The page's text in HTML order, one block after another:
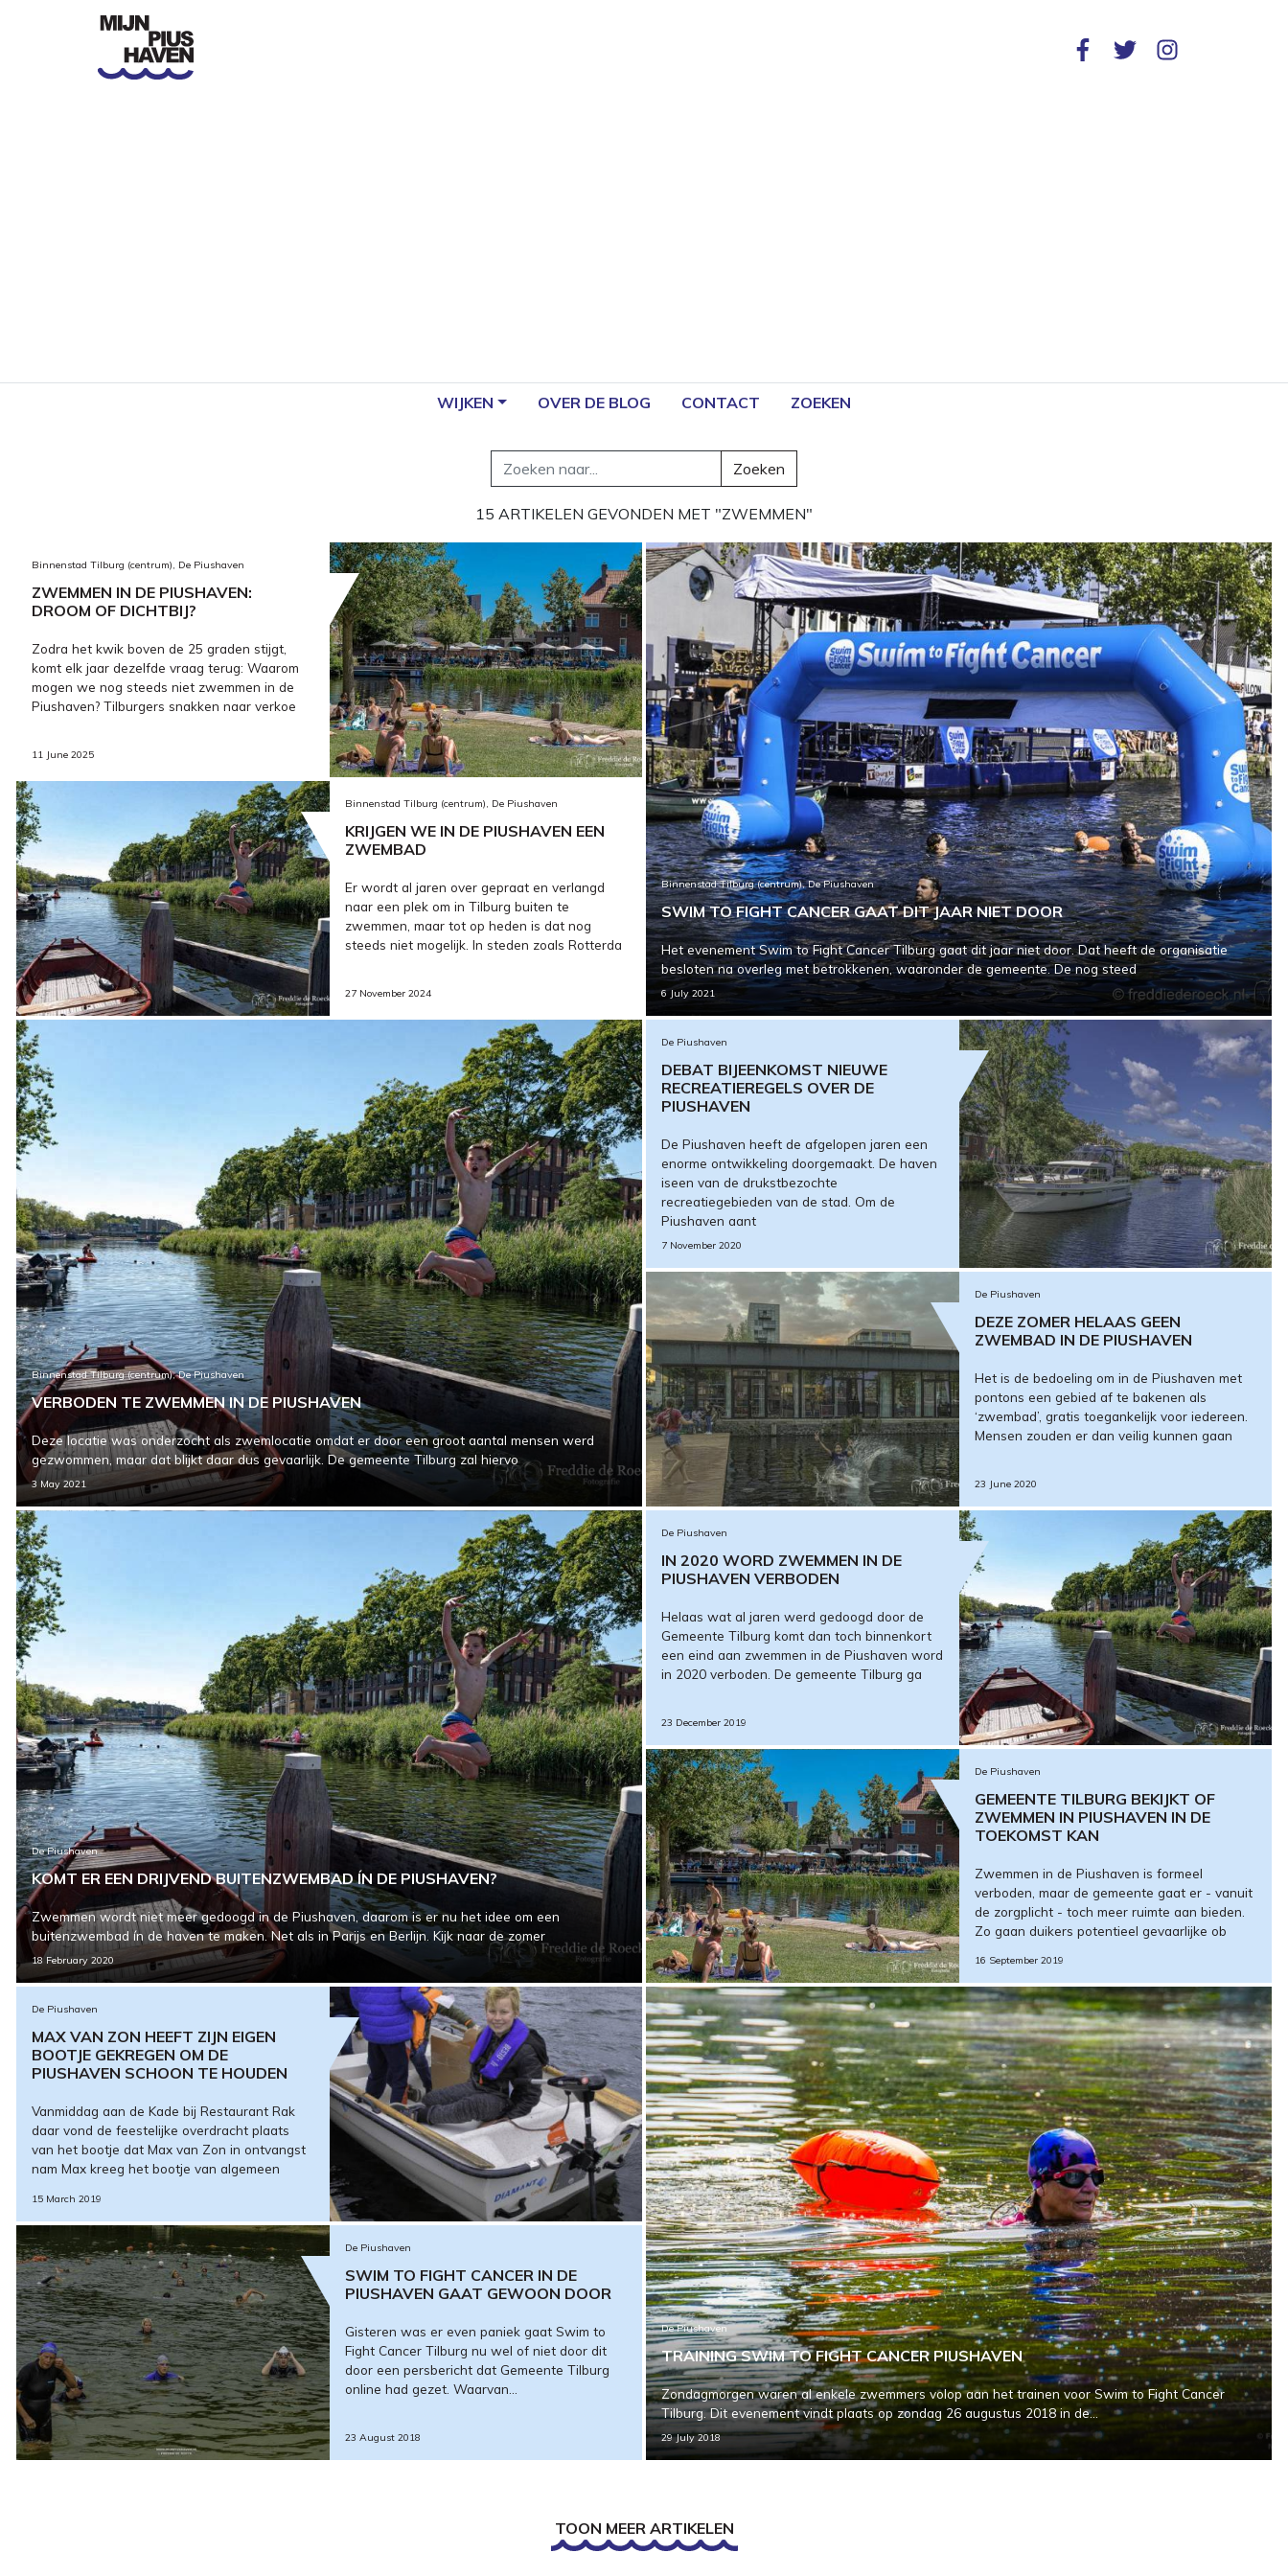
WIJKEN OVER DE BLOG CONTACT ZOEKEN
Zoeken
15 ARTIKELEN GEVONDEN MET "ZWEMMEN"
Binnenstad Tilburg (centrum), De Piushaven
ZWEMMEN IN DE PIUSHAVEN:
DROOM OF DICHTBIJ?
Zodra het kwik boven de 25 graden stijgt,
komt elk jaar dezelfde vraag terug: Waarom
mogen we nog steeds niet zwemmen in de
Piushaven? Tilburgers snakken naar verkoe
11 June 2025
Binnenstad Tilburg (centrum), De Piushaven
KRIJGEN WE IN DE PIUSHAVEN EEN
ZWEMBAD
Er wordt al jaren over gepraat en verlangd
naar een plek om in Tilburg buiten te
zwemmen, maar tot op heden is dat nog
steeds niet mogelijk. In steden zoals Rotterda
27 November 2024
Binnenstad Tilburg (centrum), De Piushaven
SWIM TO FIGHT CANCER GAAT DIT JAAR NIET DOOR
Het evenement Swim to Fight Cancer Tilburg gaat dit jaar niet door. Dat heeft de organisatie
besloten na overleg met betrokkenen, waaronder de gemeente. De nog steed
6 July 2021
Binnenstad Tilburg (centrum), De Piushaven
VERBODEN TE ZWEMMEN IN DE PIUSHAVEN
Deze locatie was onderzocht als zwemlocatie omdat er door een groot aantal mensen werd
gezwommen, maar dat blijkt daar dus gevaarlijk. De gemeente Tilburg zal hiervo
3 May 2021
De Piushaven
DEBAT BIJEENKOMST NIEUWE
RECREATIEREGELS OVER DE
PIUSHAVEN
De Piushaven heeft de afgelopen jaren een
enorme ontwikkeling doorgemaakt. De haven
iseen van de drukstbezochte
recreatiegebieden van de stad. Om de
Piushaven aant
7 November 2020
De Piushaven
DEZE ZOMER HELAAS GEEN
ZWEMBAD IN DE PIUSHAVEN
Het is de bedoeling om in de Piushaven met
pontons een gebied af te bakenen als
‘zwembad’, gratis toegankelijk voor iedereen.
Mensen zouden er dan veilig kunnen gaan
23 June 2020
De Piushaven
KOMT ER EEN DRIJVEND BUITENZWEMBAD ÍN DE PIUSHAVEN?
Zwemmen wordt niet meer gedoogd in de Piushaven, daarom is er nu het idee om een
buitenzwembad ín de haven te maken. Net als in Parijs en Berlijn. Kijk naar de zomer
18 February 2020
De Piushaven
IN 2020 WORD ZWEMMEN IN DE
PIUSHAVEN VERBODEN
Helaas wat al jaren werd gedoogd door de
Gemeente Tilburg komt dan toch binnenkort
een eind aan zwemmen in de Piushaven word
in 2020 verboden. De gemeente Tilburg ga
23 December 2019
De Piushaven
GEMEENTE TILBURG BEKIJKT OF
ZWEMMEN IN PIUSHAVEN IN DE
TOEKOMST KAN
Zwemmen in de Piushaven is formeel
verboden, maar de gemeente gaat er - vanuit
de zorgplicht - toch meer ruimte aan bieden.
Zo gaan duikers potentieel gevaarlijke ob
16 September 2019
De Piushaven
MAX VAN ZON HEEFT ZIJN EIGEN
BOOTJE GEKREGEN OM DE
PIUSHAVEN SCHOON TE HOUDEN
Vanmiddag aan de Kade bij Restaurant Rak
daar vond de feestelijke overdracht plaats
van het bootje dat Max van Zon in ontvangst
nam Max kreeg het bootje van algemeen
15 March 2019
De Piushaven
SWIM TO FIGHT CANCER IN DE
PIUSHAVEN GAAT GEWOON DOOR
Gisteren was er even paniek gaat Swim to
Fight Cancer Tilburg nu wel of niet door dit
door een persbericht dat Gemeente Tilburg
online had gezet. Waarvan...
23 August 2018
De Piushaven
TRAINING SWIM TO FIGHT CANCER PIUSHAVEN
Zondagmorgen waren al enkele zwemmers volop aan het trainen voor Swim to Fight Cancer
Tilburg. Dit evenement vindt plaats op zondag 26 augustus 2018 in de...
29 July 2018
TOON MEER ARTIKELEN